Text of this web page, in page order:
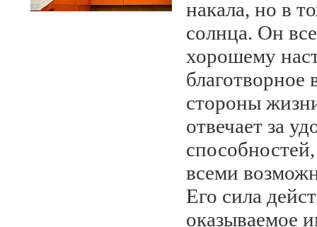
накала, но в
солнца. Он
хорошему
благотворное
стороны
отвечает за
всеми
Его сила
оказываемое